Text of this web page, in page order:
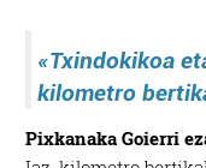
«Txindokikoa
kilometro
Pixkanaka Goierri